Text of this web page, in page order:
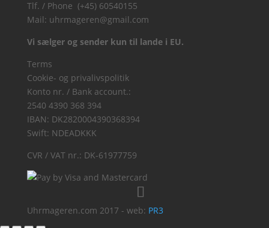
Tlf. / Phone (+45) 60540155
Mail: uhrmageren@gmail.com
Vi sælger og sender kun til lande i EU.
Terms
Cookie- og privalivspolitik
Konto nr. / Bank account.:
2540 4390 368 394
IBAN: DK2820004390368394
Swift: NDEADKKK
CVR / VAT nr.: DK-61977759
Uhrmageren.com 2017 - web: PR3